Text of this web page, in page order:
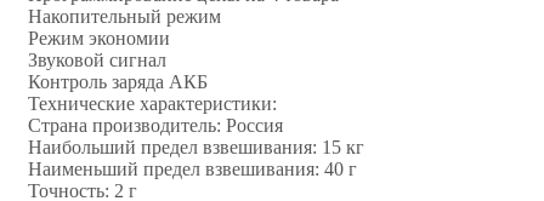
Накопительный режим
Режим экономии
Звуковой сигнал
Контроль заряда АКБ
Технические характеристики:
Страна производитель: Россия
Наибольший предел взвешивания: 15 кг
Наименьший предел взвешивания: 40 г
Точность: 2 г